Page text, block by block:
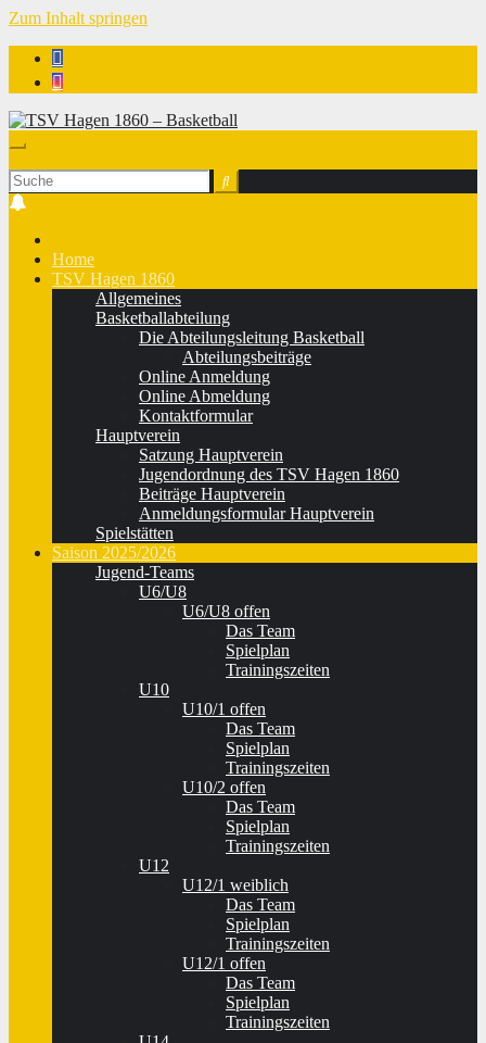
Zum Inhalt springen
Home
TSV Hagen 1860
Allgemeines
Basketballabteilung
Die Abteilungsleitung Basketball
Abteilungsbeiträge
Online Anmeldung
Online Abmeldung
Kontaktformular
Hauptverein
Satzung Hauptverein
Jugendordnung des TSV Hagen 1860
Beiträge Hauptverein
Anmeldungsformular Hauptverein
Spielstätten
Saison 2025/2026
Jugend-Teams
U6/U8
U6/U8 offen
Das Team
Spielplan
Trainingszeiten
U10
U10/1 offen
Das Team
Spielplan
Trainingszeiten
U10/2 offen
Das Team
Spielplan
Trainingszeiten
U12
U12/1 weiblich
Das Team
Spielplan
Trainingszeiten
U12/1 offen
Das Team
Spielplan
Trainingszeiten